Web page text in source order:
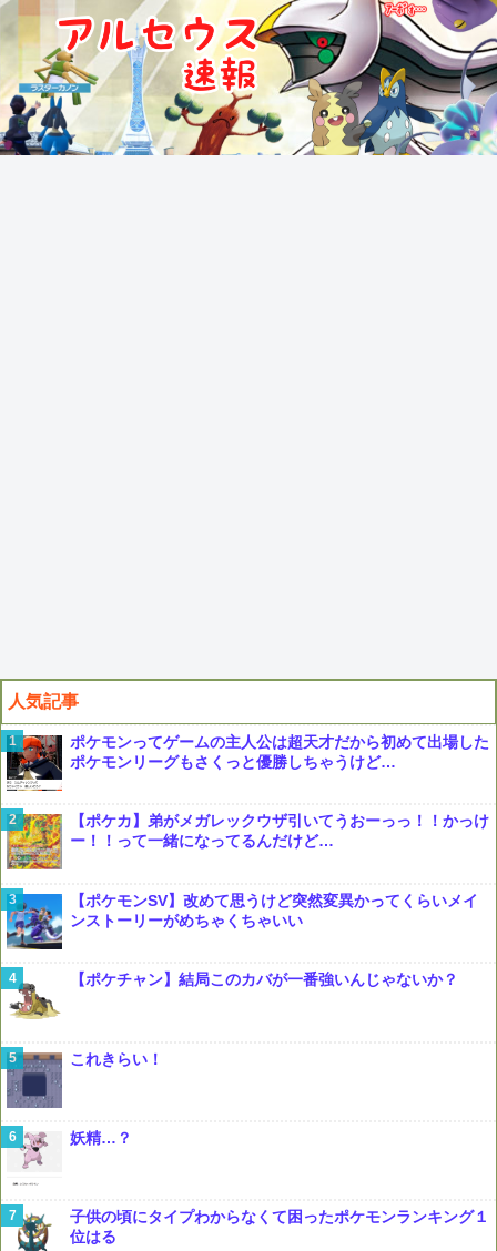
人気記事
ポケモンってゲームの主人公は超天才だから初めて出場した
ポケモンリーグもさくっと優勝しちゃうけど…
【ポケカ】弟がメガレックウザ引いてうおーっっ！！かっけ
ー！！って一緒になってるんだけど…
【ポケモンSV】改めて思うけど突然変異かってくらいメイ
ンストーリーがめちゃくちゃいい
【ポケチャン】結局このカバが一番強いんじゃないか？
これきらい！
妖精…？
子供の頃にタイプわからなくて困ったポケモンランキング１
位はる